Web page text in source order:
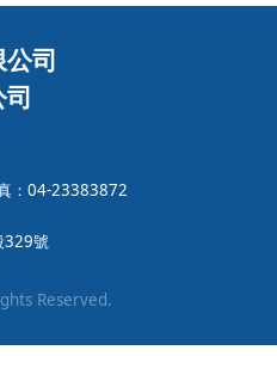
司
：04-23383872
329號
Reserved.